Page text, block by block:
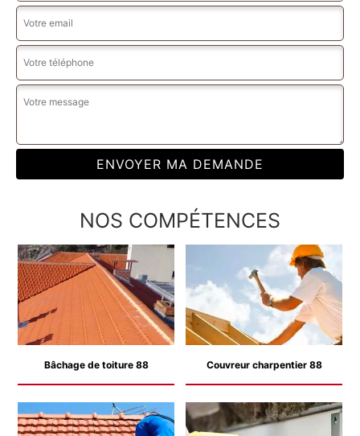
NOS COMPÉTENCES
Bâchage de toiture 88 Couvreur charpentier 88